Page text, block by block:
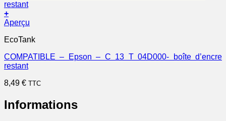
+
Aperçu
EcoTank
COMPATIBLE – Epson – C 13 T 04D000- boîte d’encre
restant
8,49 € TTC
Informations